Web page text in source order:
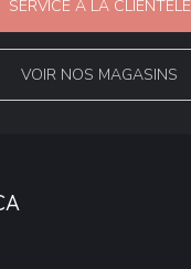
SERVICE À LA CLIENTÈLE
VOIR NOS MAGASINS